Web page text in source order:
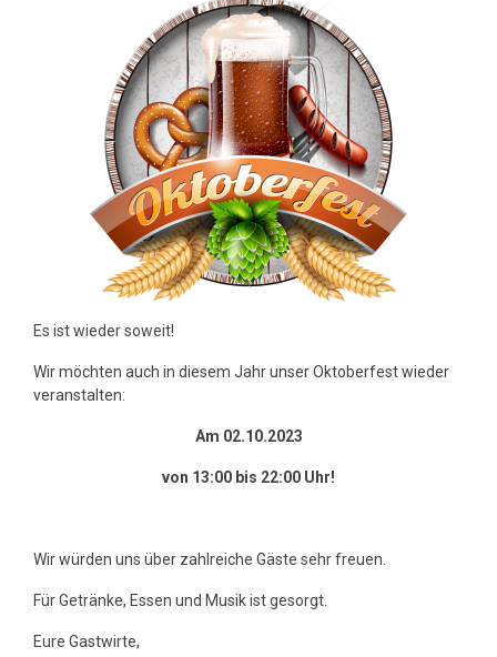
Es ist wieder soweit!
Wir möchten auch in diesem Jahr unser Oktoberfest wieder
veranstalten:
Am 02.10.2023
von 13:00 bis 22:00 Uhr!
Wir würden uns über zahlreiche Gäste sehr freuen.
Für Getränke, Essen und Musik ist gesorgt.
Eure Gastwirte,